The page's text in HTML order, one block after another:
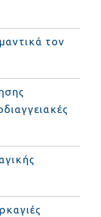
τον